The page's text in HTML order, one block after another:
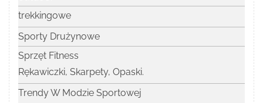
trekkingowe
Sporty Drużynowe
Sprzęt Fitness
Rękawiczki, Skarpety, Opaski.
Trendy W Modzie Sportowej